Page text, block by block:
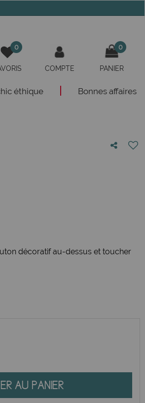
0
COMPTE
0
PANIER
éthique Bonnes affaires
décoratif au-dessus et toucher
AU PANIER